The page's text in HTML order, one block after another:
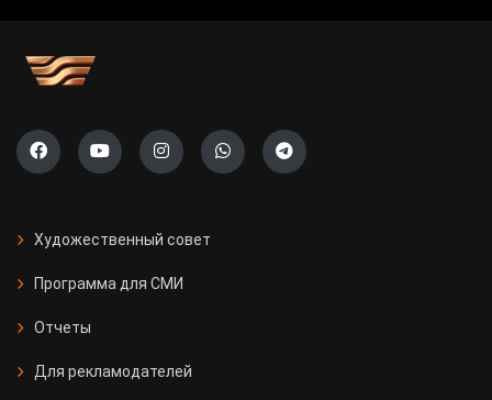
Художественный совет
Программа для СМИ
Отчеты
Для рекламодателей